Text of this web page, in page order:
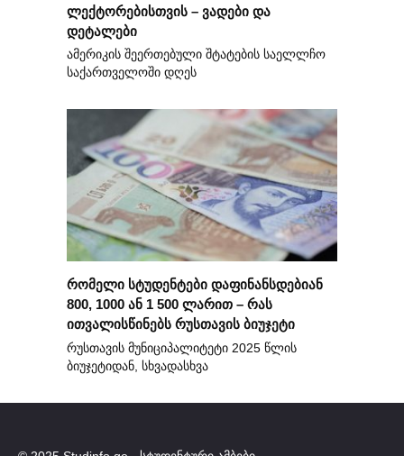
ლექტორებისთვის – ვადები და
დეტალები
ამერიკის შეერთებული შტატების საელლჩო
საქართველოში დღეს
რომელი სტუდენტები დაფინანსდებიან
800, 1000 ან 1 500 ლარით – რას
ითვალისწინებს რუსთავის ბიუჯეტი
რუსთავის მუნიციპალიტეტი 2025 წლის
ბიუჯეტიდან, სხვადასხვა